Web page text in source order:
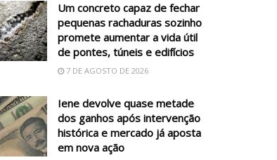
Um concreto capaz de fechar
pequenas rachaduras sozinho
promete aumentar a vida útil
de pontes, túneis e edifícios
7 DE AGOSTO DE 2026
Iene devolve quase metade
dos ganhos após intervenção
histórica e mercado já aposta
em nova ação